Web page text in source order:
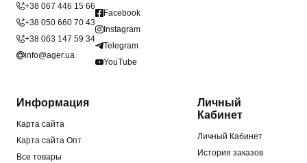
+38 067 446 15 66
+38 050 660 70 43
+38 063 147 59 34
info@ager.ua
Facebook
Instagram
Telegram
YouTube
Информация
Карта сайта
Карта сайта Опт
Все товары
Личный
Кабинет
Личный Кабинет
История заказов